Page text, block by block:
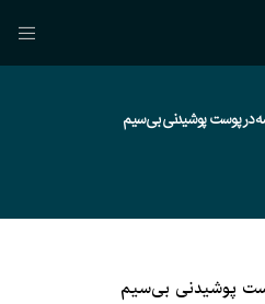
در پوست پوشیدنی بی‌سیم
پوشیدنی بی‌سیم